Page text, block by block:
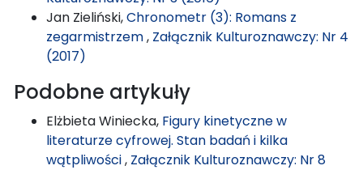
Jan Zieliński,Chronometr (3): Romans z
zegarmistrzem, Załącznik Kulturoznawczy: Nr 4
(2017)
Podobne artykuły
Elżbieta Winiecka, Figury kinetyczne w
literaturze cyfrowej. Stan badań i kilka
wątpliwości, Załącznik Kulturoznawczy: Nr 8